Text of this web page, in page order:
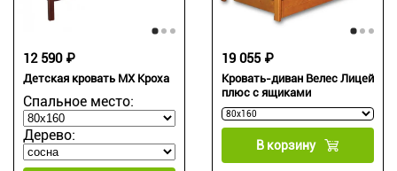
Детская кровать МХ Кроха
Спальное место:
Дерево:
12 590 ₽
Кровать-диван Велес Лицей
плюс с ящиками
19 055 ₽
В корзину